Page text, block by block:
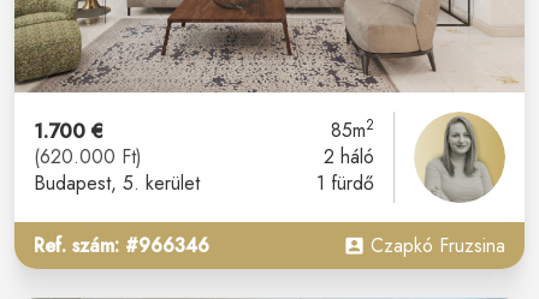
1.700 €
(620.000 Ft)
Budapest, 5. kerület
85m2
2 háló
1 fürdő
Ref. szám: #966346 Czapkó Fruzsina